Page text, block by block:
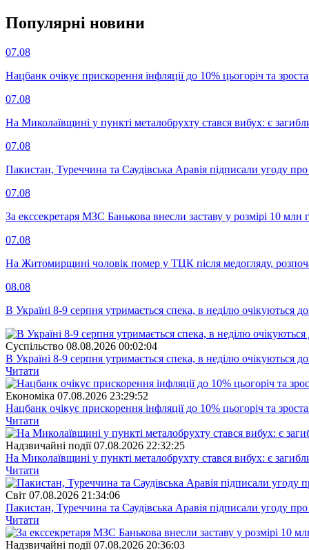
Популярнi новини
07.08
Нацбанк очікує прискорення інфляції до 10% цьогоріч та
07.08
На Миколаївщині у пункті металобрухту стався вибух: є
07.08
Пакистан, Туреччина та Саудівська Аравія підписали угоду
07.08
За екссекретаря МЗС Банькова внесли заставу у розмірі 10 млн
07.08
На Житомирщині чоловік помер у ТЦК після медогляду,
08.08
В Україні 8-9 серпня утримається спека, в неділю очікуються
Суспiльство 08.08.2026 00:02:04
В Україні 8-9 серпня утримається спека, в неділю очікуються
Читати
Економіка 07.08.2026 23:29:52
Нацбанк очікує прискорення інфляції до 10% цьогоріч та
Читати
Надзвичайні події 07.08.2026 22:32:25
На Миколаївщині у пункті металобрухту стався вибух: є
Читати
Свiт 07.08.2026 21:34:06
Пакистан, Туреччина та Саудівська Аравія підписали угоду
Читати
Надзвичайні події 07.08.2026 20:36:03